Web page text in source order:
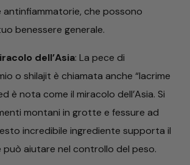
che possono
benessere generale.
dell’Asia: La pece di
o shilajit è chiamata anche “lacrime
è nota come il miracolo dell’Asia. Si
montani in grotte e fessure ad
incredibile ingrediente supporta il
può aiutare nel controllo del peso.